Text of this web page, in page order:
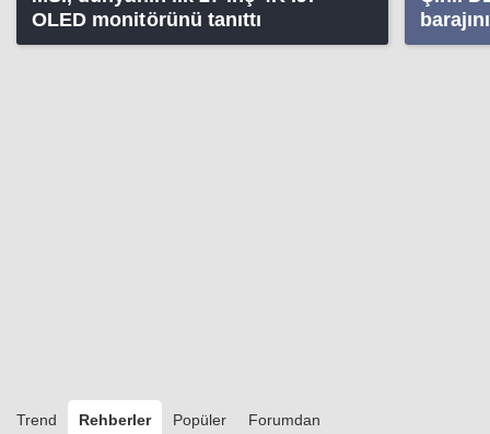
OLED monitörünü tanıttı
Trend Rehberler Popüler Forumdan